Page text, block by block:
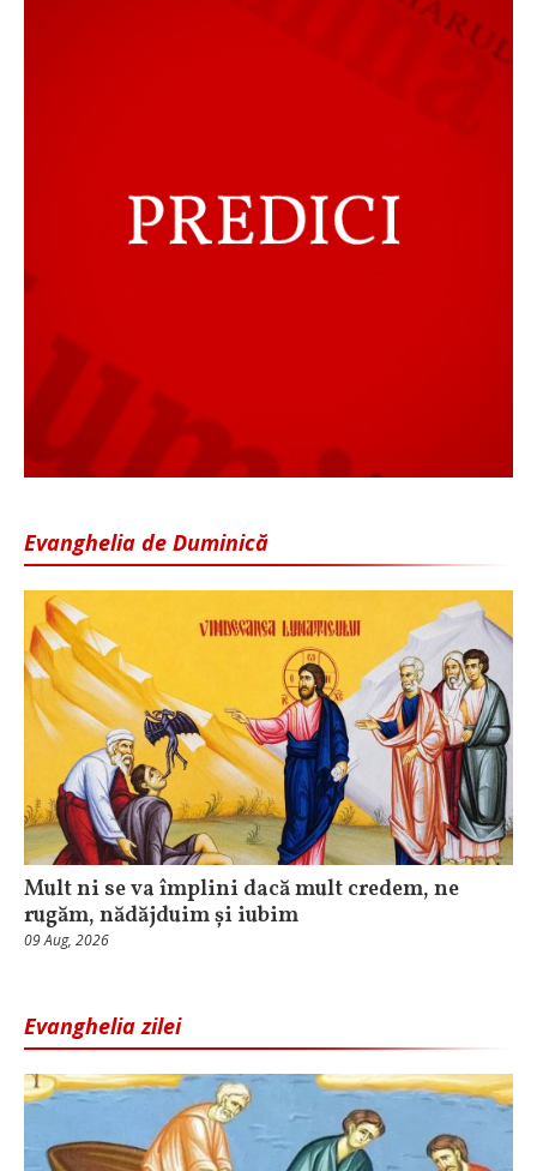
Evanghelia de Duminică
Mult ni se va împlini dacă mult credem, ne
rugăm, nădăjduim și iubim
09 Aug, 2026
Evanghelia zilei